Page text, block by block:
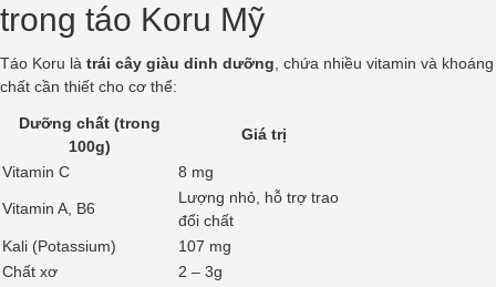
trong táo Koru Mỹ
Táo Koru là trái cây giàu dinh dưỡng , chứa nhiều vitamin và khoáng
chất cần thiết cho cơ thể:
Dưỡng chất (trong
100g)
Giá trị
Vitamin C 8 mg
Vitamin A, B6
Lượng nhỏ, hỗ trợ trao
đổi chất
Kali (Potassium)
107 mg
Chất xơ
2 – 3g